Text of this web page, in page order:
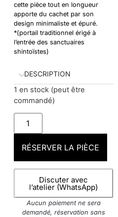
cette pièce tout en longueur
apporte du cachet par son
design minimaliste et épuré.
*(portail traditionnel érigé à
l’entrée des sanctuaires
shintoïstes)
DESCRIPTION
1 en stock (peut être
commandé)
RÉSERVER LA PIÈCE
Discuter avec
l’atelier (WhatsApp)
Aucun paiement ne sera
demandé, réservation sans